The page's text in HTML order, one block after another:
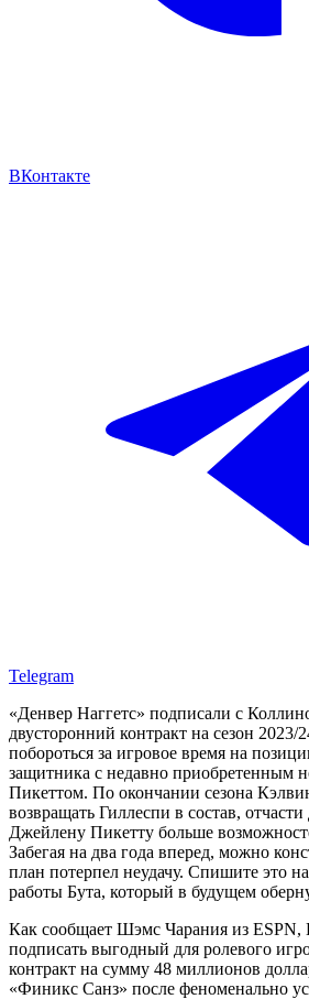
ВКонтакте
Telegram
«Денвер Наггетс» подписали с
двусторонний контракт на сезон
побороться за игровое время на
защитника с недавно приобретенным
Пикеттом. По окончании сезона
возвращать Гиллеспи в состав,
Джейлену Пикетту больше
Забегая на два года вперед, можно
план потерпел неудачу. Спишите это
работы Бута, который в будущем
Как сообщает Шэмс Чарания из ESPN,
подписать выгодный для ролевого
контракт на сумму 48 миллионов
«Финикс Санз» после феноменально